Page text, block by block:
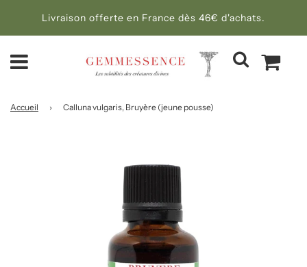
Livraison offerte en France dès 46€ d'achats.
Accueil › Calluna vulgaris, Bruyère (jeune pousse)